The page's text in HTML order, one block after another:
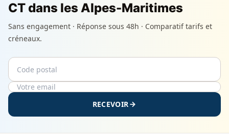
CT dans les Alpes-Maritimes
Sans engagement · Réponse sous 48h · Comparatif tarifs et
créneaux.
Code postal
Email
RECEVOIR